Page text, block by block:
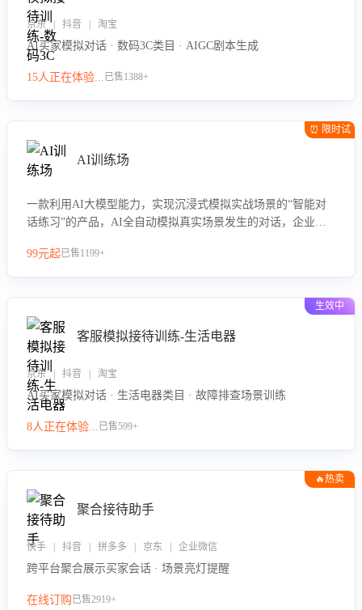
京东 | 抖音 | 淘宝
AI买家模拟对话 · 数码3C类目 · AIGC剧本生成
15人正在体验...已售1388+
⏰ 限时试
AI训练场
一款利用AI大模型能力，实现沉浸式模拟实战场景的“智能对
话练习”的产品，AI全自动模拟真实场景发生的对话，企业可
力。
99元起已售1199+
生效中
客服模拟接待训练-生活电器
京东 | 抖音 | 淘宝
AI买家模拟对话 · 生活电器类目 · 故障排查场景训练
8人正在体验...已售599+
🔥热卖
聚合接待助手
快手 | 抖音 | 拼多多 | 京东 | 企业微信
跨平台聚合展示买家会话 · 场景亮灯提醒
在线订购已售2919+